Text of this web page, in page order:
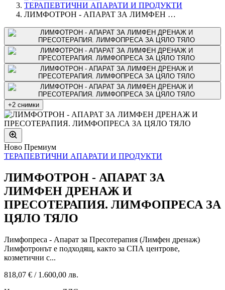
ТЕРАПЕВТИЧНИ АПАРАТИ И ПРОДУКТИ
ЛИМФОТРОН - АПАРАТ ЗА ЛИМФЕН …
+2 снимки
Ново Премиум
ТЕРАПЕВТИЧНИ АПАРАТИ И ПРОДУКТИ
ЛИМФОТРОН - АПАРАТ ЗА
ЛИМФЕН ДРЕНАЖ И
ПРЕСОТЕРАПИЯ. ЛИМФОПРЕСА ЗА
ЦЯЛО ТЯЛО
Лимфопреса - Апарат за Пресотерапия (Лимфен дренаж)
Лимфотронът е подходящ, както за СПА центрове,
козметични с...
818,07 € / 1.600,00 лв.